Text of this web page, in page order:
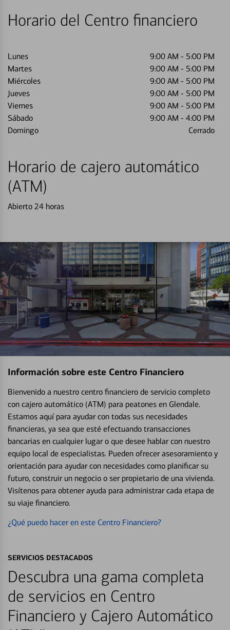
Horario del Centro financiero
Lunes 9:00 AM - 5:00 PM
Martes
9:00 AM - 5:00 PM
Miércoles
9:00 AM - 5:00 PM
Jueves
9:00 AM - 5:00 PM
Viernes
9:00 AM - 5:00 PM
Sábado
9:00 AM - 4:00 PM
Domingo
Cerrado
Horario de cajero automático
(ATM)
Abierto 24 horas
Información sobre este Centro Financiero
Bienvenido a nuestro centro financiero de servicio completo
con cajero automático (ATM) para peatones en Glendale.
Estamos aquí para ayudar con todas sus necesidades
financieras, ya sea que esté efectuando transacciones
bancarias en cualquier lugar o que desee hablar con nuestro
equipo local de especialistas. Pueden ofrecer asesoramiento y
orientación para ayudar con necesidades como planificar su
futuro, construir un negocio o ser propietario de una vivienda.
Visítenos para obtener ayuda para administrar cada etapa de
su viaje financiero.
¿Qué puedo hacer en este Centro Financiero?
SERVICIOS DESTACADOS
Descubra una gama completa
de servicios en Centro
Financiero y Cajero Automático